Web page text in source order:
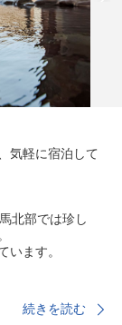
気軽に宿泊して
北部では珍し
います。
持ち込むことが
続きを読む